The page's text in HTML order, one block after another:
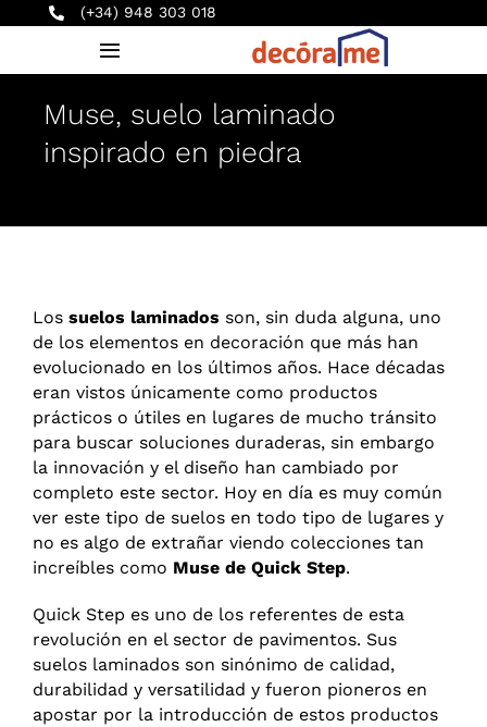
Saltar
(+34) 948 303 018
Toggle
INICIO
EMPRESA
CONTACTO
RESERVA TU CITA ONLINE
Muse, suelo laminado
inspirado en piedra
Los suelos laminados son, sin duda alguna, uno
de los elementos en decoración que más han
evolucionado en los últimos años. Hace décadas
eran vistos únicamente como productos
prácticos o útiles en lugares de mucho tránsito
para buscar soluciones duraderas, sin embargo
la innovación y el diseño han cambiado por
completo este sector. Hoy en día es muy común
ver este tipo de suelos en todo tipo de lugares y
no es algo de extrañar viendo colecciones tan
increíbles como Muse de Quick Step.
Quick Step es uno de los referentes de esta
revolución en el sector de pavimentos. Sus
suelos laminados son sinónimo de calidad,
durabilidad y versatilidad y fueron pioneros en
apostar por la introducción de estos productos